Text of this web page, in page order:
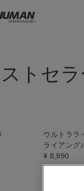
トセ
ウルトララ
ライアング
¥ 8,990